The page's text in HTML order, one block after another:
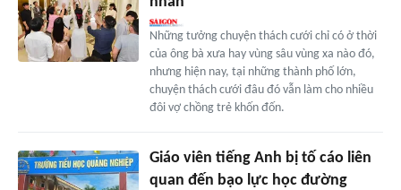
Những tưởng chuyện thách cưới chỉ có ở thời
của ông bà xưa hay vùng sâu vùng xa nào đó,
nhưng hiện nay, tại những thành phố lớn,
chuyện thách cưới đâu đó vẫn làm cho nhiều
đôi vợ chồng trẻ khốn đốn.
Giáo viên tiếng Anh bị tố cáo liên
quan đến bạo lực học đường